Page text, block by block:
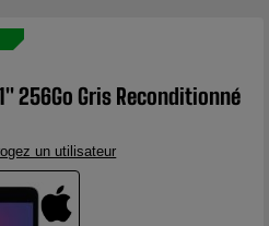
256Go Gris Reconditionné
un utilisateur